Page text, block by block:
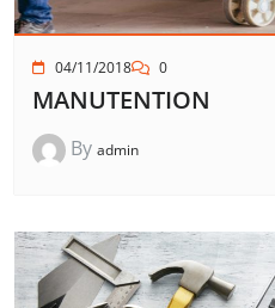
04/11/2018 0
MANUTENTION
By admin